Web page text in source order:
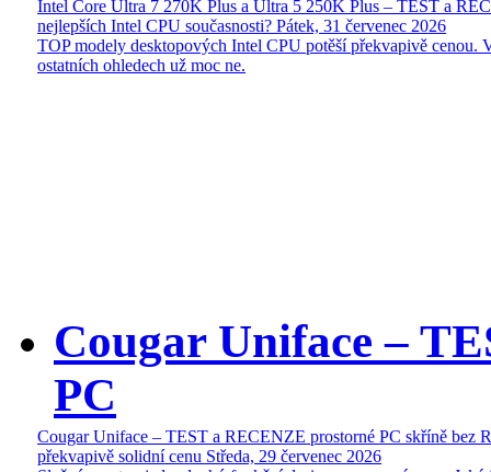
Intel Core Ultra 7 270K Plus a Ultra 5 250K Plus – TEST a
nejlepších Intel CPU současnosti? Pátek, 31 červenec 2026
TOP modely desktopových Intel CPU potěší překvapivě cenou.
ostatních ohledech už moc ne.
Cougar Uniface –
PC
Cougar Uniface – TEST a RECENZE prostorné PC skříně bez
překvapivě solidní cenu Středa, 29 červenec 2026